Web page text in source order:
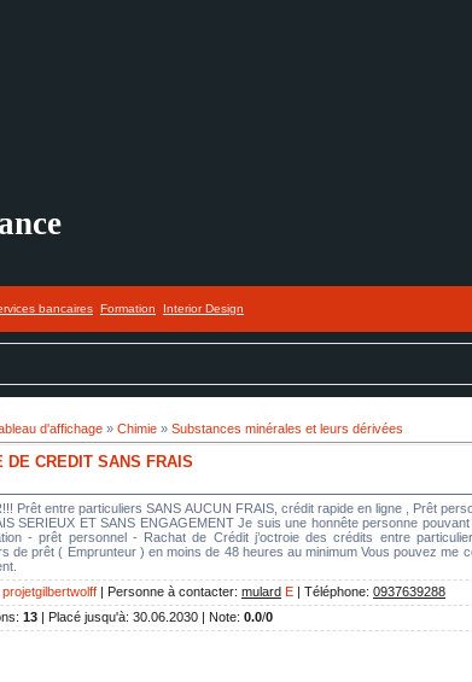
bancaires Formation Interior Design
d'affichage » Chimie » Substances minérales et leurs dérivées
DE CREDIT SANS FRAIS
Prêt entre particuliers SANS AUCUN FRAIS, crédit rapide en ligne , Prêt
SERIEUX ET SANS ENGAGEMENT Je suis une honnête personne
- prêt personnel - Rachat de Crédit j’octroie des crédits entre
de prêt ( Emprunteur ) en moins de 48 heures au minimum Vous pouvez
projetgilbertwolff | Personne à contacter: mulard E | Téléphone: 0937639288
: 13 | Placé jusqu'à: 30.06.2030 | Note: 0.0/0